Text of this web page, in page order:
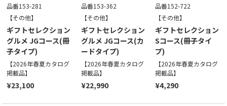
品番153-281
【その他】
ギフトセレクション
グルメ JGコース(冊
子タイプ)
【2026年春夏カタログ
掲載品】
¥23,100
品番153-362
【その他】
ギフトセレクション
グルメ JGコース(カ
ードタイプ)
【2026年春夏カタログ
掲載品】
¥22,990
品番152-722
【その他】
ギフトセレクション
Sコース(冊子タイ
プ)
【2026年春夏カタログ
掲載品】
¥4,290